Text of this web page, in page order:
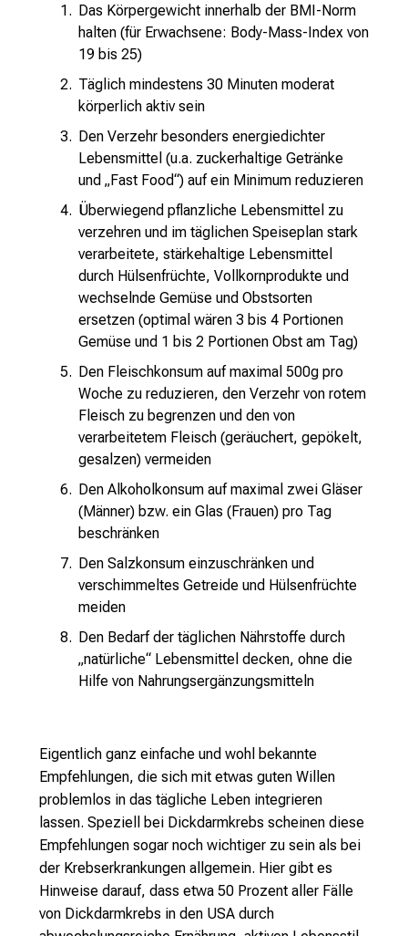
Das Körpergewicht innerhalb der BMI-Norm
halten (für Erwachsene: Body-Mass-Index von
19 bis 25)
Täglich mindestens 30 Minuten moderat
körperlich aktiv sein
Den Verzehr besonders energiedichter
Lebensmittel (u.a. zuckerhaltige Getränke
und „Fast Food“) auf ein Minimum reduzieren
Überwiegend pflanzliche Lebensmittel zu
verzehren und im täglichen Speiseplan stark
verarbeitete, stärkehaltige Lebensmittel
durch Hülsenfrüchte, Vollkornprodukte und
wechselnde Gemüse und Obstsorten
ersetzen (optimal wären 3 bis 4 Portionen
Gemüse und 1 bis 2 Portionen Obst am Tag)
Den Fleischkonsum auf maximal 500g pro
Woche zu reduzieren, den Verzehr von rotem
Fleisch zu begrenzen und den von
verarbeitetem Fleisch (geräuchert, gepökelt,
gesalzen) vermeiden
Den Alkoholkonsum auf maximal zwei Gläser
(Männer) bzw. ein Glas (Frauen) pro Tag
beschränken
Den Salzkonsum einzuschränken und
verschimmeltes Getreide und Hülsenfrüchte
meiden
Den Bedarf der täglichen Nährstoffe durch
„natürliche“ Lebensmittel decken, ohne die
Hilfe von Nahrungsergänzungsmitteln
Eigentlich ganz einfache und wohl bekannte
Empfehlungen, die sich mit etwas guten Willen
problemlos in das tägliche Leben integrieren
lassen. Speziell bei Dickdarmkrebs scheinen diese
Empfehlungen sogar noch wichtiger zu sein als bei
der Krebserkrankungen allgemein. Hier gibt es
Hinweise darauf, dass etwa 50 Prozent aller Fälle
von Dickdarmkrebs in den USA durch